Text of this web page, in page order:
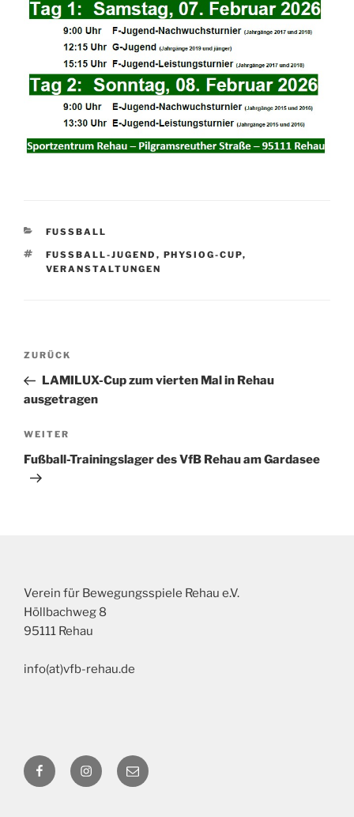
KATEGORIEN
FUSSBALL
SCHLAGWÖRTER
FUSSBALL-JUGEND , PHYSIOG-CUP,
VERANSTALTUNGEN
Beitragsnavigation
Vorheriger
Beitrag
ZURÜCK
LAMILUX-Cup zum vierten Mal in Rehau
ausgetragen
Nächster
Beitrag
WEITER
Fußball-Trainingslager des VfB Rehau am Gardasee
Verein für Bewegungsspiele Rehau e.V.
Höllbachweg 8
95111 Rehau
info(at)vfb-rehau.de
FacebookInstagram
E-
Mail